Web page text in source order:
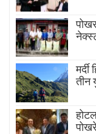
तीन